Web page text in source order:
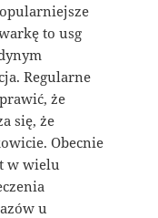
to usg
Regularne
że
się, że
Obecnie
w wielu
u